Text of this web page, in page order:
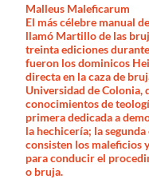
Malleus Maleficarum
El más célebre manual
llamó Martillo de las
treinta ediciones
fueron los dominicos
directa en la caza de
Universidad de
conocimientos de
primera dedicada a
la hechicería; la
consisten los maleficios
para conducir el
o bruja.